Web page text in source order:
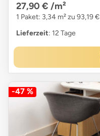
27,90 € /m²
1 Paket: 3,34 m² zu 93,19 €
Lieferzeit: 12 Tage
-47 %